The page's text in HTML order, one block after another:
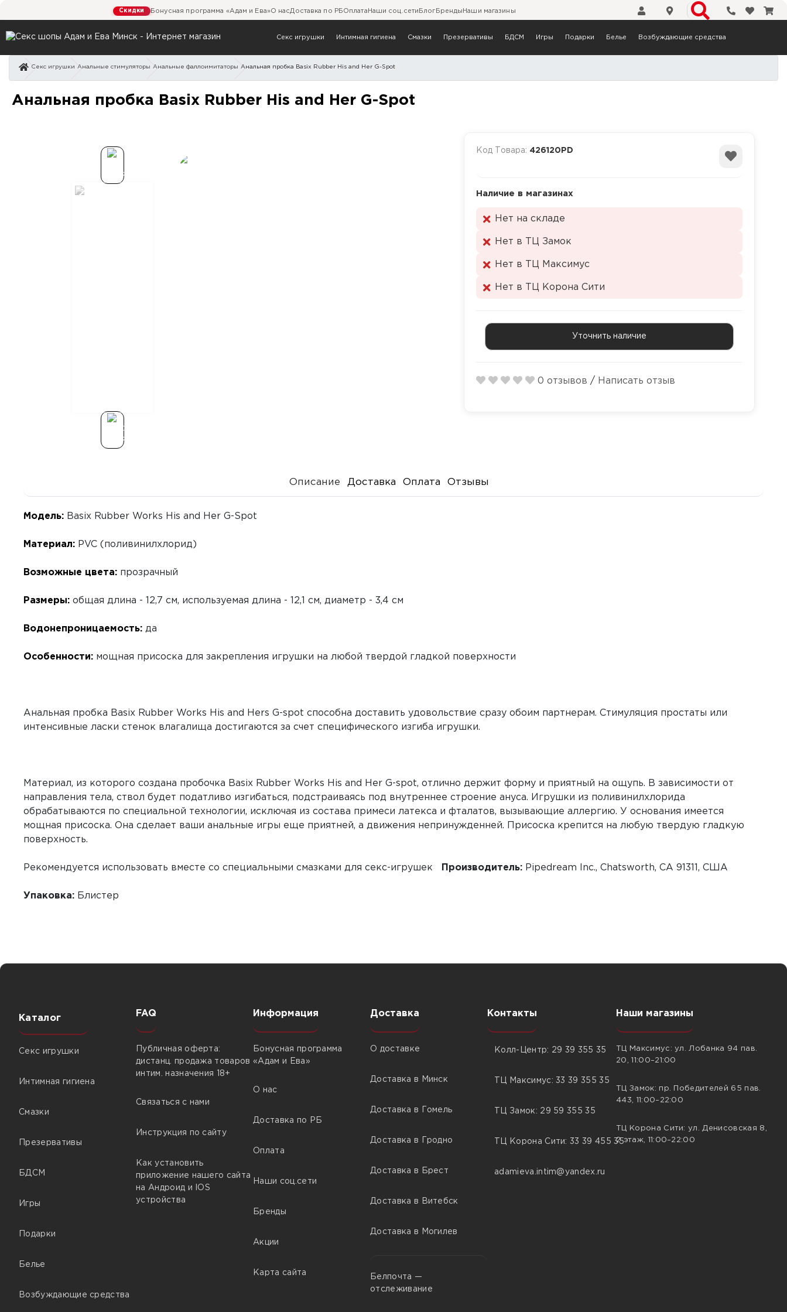
Скидки Бонусная программа «Адам и Ева»О насДоставка по РБ Оплата Наши соц.сети Блог Бренды Наши магазины Телефоны
Секс игрушки Интимная гигиена Смазки Презервативы БДСМ Игры Подарки Белье Возбуждающие средства
Секс игрушки Анальные стимуляторы Анальные фаллоимитаторы Анальная пробка Basix Rubber His and Her G-Spot
Анальная пробка Basix Rubber His and Her G-Spot
Анальная пробка Basix Rubber His and Her G-Spot
Код Товара: 426120PD
Наличие в магазинах
Нет на складе
Нет в ТЦ Замок
Нет в ТЦ Максимус
Нет в ТЦ Корона Сити
Уточнить наличие
0 отзывов / Написать отзыв
Описание Доставка Оплата Отзывы
Модель: Basix Rubber Works His and Her G-Spot
Материал: PVC (поливинилхлорид)
Возможные цвета: прозрачный
Размеры: общая длина - 12,7 см, используемая длина - 12,1 см, диаметр - 3,4 см
Водонепроницаемость: да
Особенности: мощная присоска для закрепления игрушки на любой твердой гладкой поверхности
Анальная пробка Basix Rubber Works His and Hers G-spot способна доставить удовольствие сразу обоим партнерам. Стимуляция простаты или
интенсивные ласки стенок влагалища достигаются за счет специфического изгиба игрушки.
Материал, из которого создана пробочка Basix Rubber Works His and Her G-spot, отлично держит форму и приятный на ощупь. В зависимости от
направления тела, ствол будет податливо изгибаться, подстраиваясь под внутреннее строение ануса. Игрушки из поливинилхлорида
обрабатываются по специальной технологии, исключая из состава примеси латекса и фталатов, вызывающие аллергию. У основания имеется
мощная присоска. Она сделает ваши анальные игры еще приятней, а движения непринужденней. Присоска крепится на любую твердую гладкую
поверхность.
Рекомендуется использовать вместе со специальными смазками для секс-игрушек Производитель: Pipedream Inc., Chatsworth, CA 91311, США
Упаковка: Блистер
Каталог
Секс игрушки
Интимная гигиена
Смазки
Презервативы
БДСМ
Игры
Подарки
Белье
Возбуждающие средства
FAQ
Публичная оферта:
дистанц. продажа товаров
интим. назначения 18+
Связаться с нами
Инструкция по сайту
Как установить
приложение нашего сайта
на Андроид и IOS
устройства
Информация
Бонусная программа
«Адам и Ева»
О нас
Доставка по РБ
Оплата
Наши соц.сети
Бренды
Акции
Карта сайта
Доставка
О доставке
Доставка в Минск
Доставка в Гомель
Доставка в Гродно
Доставка в Брест
Доставка в Витебск
Доставка в Могилев
Белпочта —
отслеживание
Контакты
Колл-Центр: 29 39 355 35
ТЦ Максимус: 33 39 355 35
ТЦ Замок: 29 59 355 35
ТЦ Корона Сити: 33 39 455 35
adamieva.intim@yandex.ru
Наши магазины
ТЦ Максимус: ул. Лобанка 94 пав.
20, 11:00–21:00
ТЦ Замок: пр. Победителей 65 пав.
443, 11:00–22:00
ТЦ Корона Сити: ул. Денисовская 8,
2 этаж, 11:00–22:00